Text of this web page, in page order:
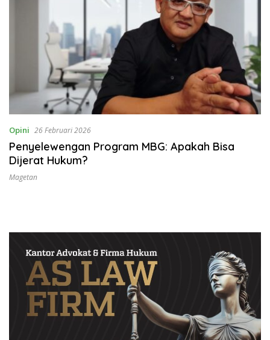
Opini 26 Februari 2026
Penyelewengan Program MBG: Apakah Bisa
Dijerat Hukum?
Magetan